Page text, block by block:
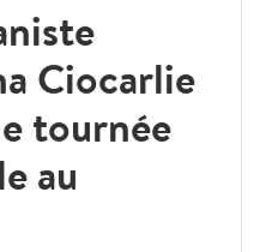
Ciocarlie
tournée
au